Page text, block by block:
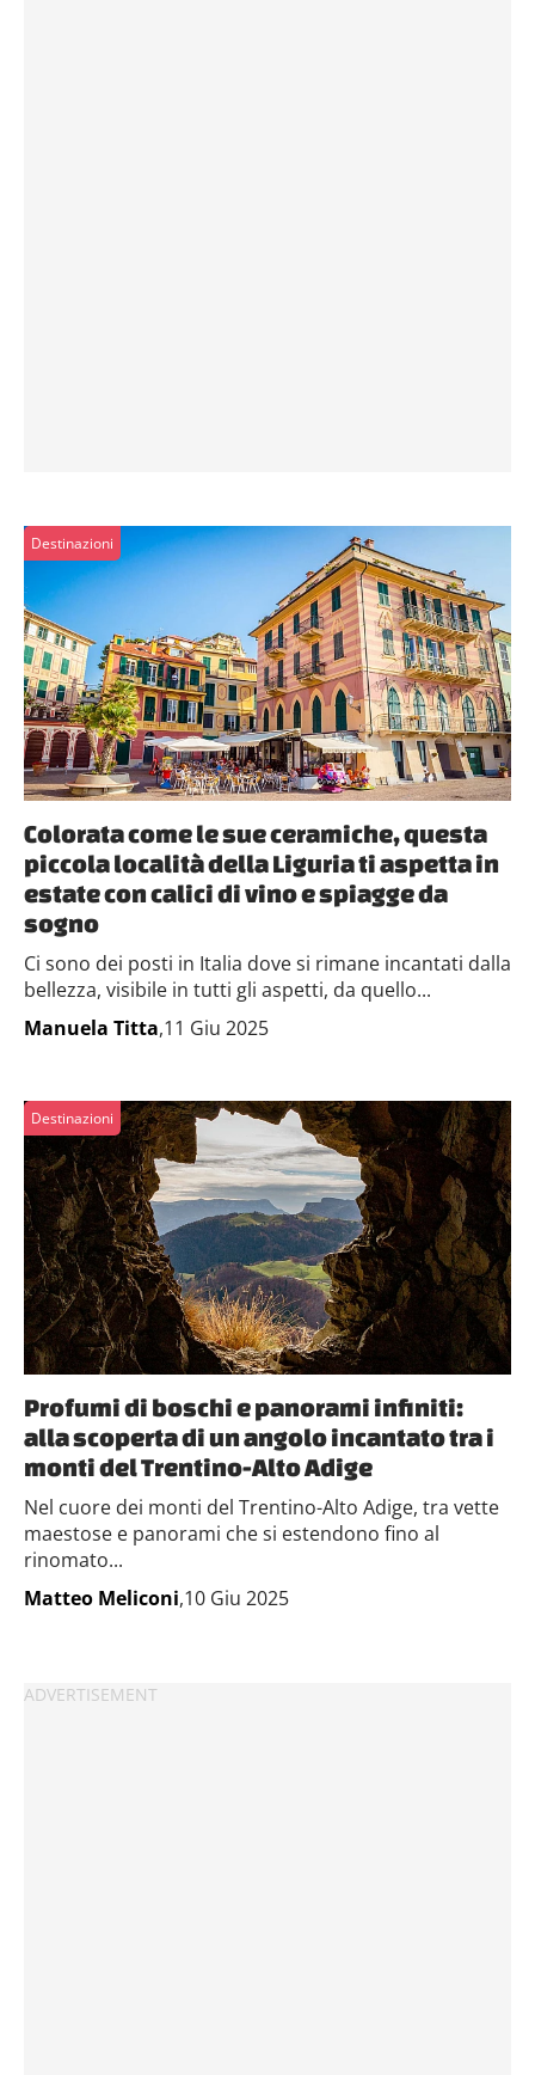
Destinazioni
Colorata come le sue ceramiche, questa
piccola località della Liguria ti aspetta in
estate con calici di vino e spiagge da
sogno
Ci sono dei posti in Italia dove si rimane incantati dalla
bellezza, visibile in tutti gli aspetti, da quello...
Manuela Titta,11 Giu 2025
Destinazioni
Profumi di boschi e panorami infiniti:
alla scoperta di un angolo incantato tra i
monti del Trentino-Alto Adige
Nel cuore dei monti del Trentino-Alto Adige, tra vette
maestose e panorami che si estendono fino al
rinomato...
Matteo Meliconi,10 Giu 2025